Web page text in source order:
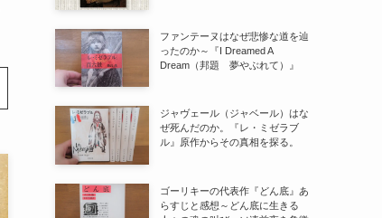
ファンテーヌはなぜ悲惨な道を辿
ったのか～『I Dreamed A
Dream（邦題 夢やぶれて）』
ジャヴェール（ジャベール）はな
ぜ死んだのか。『レ・ミゼラブ
ル』原作からその真相を探る。
ゴーリキーの代表作『どん底』あ
らすじと感想～どん底に生きる